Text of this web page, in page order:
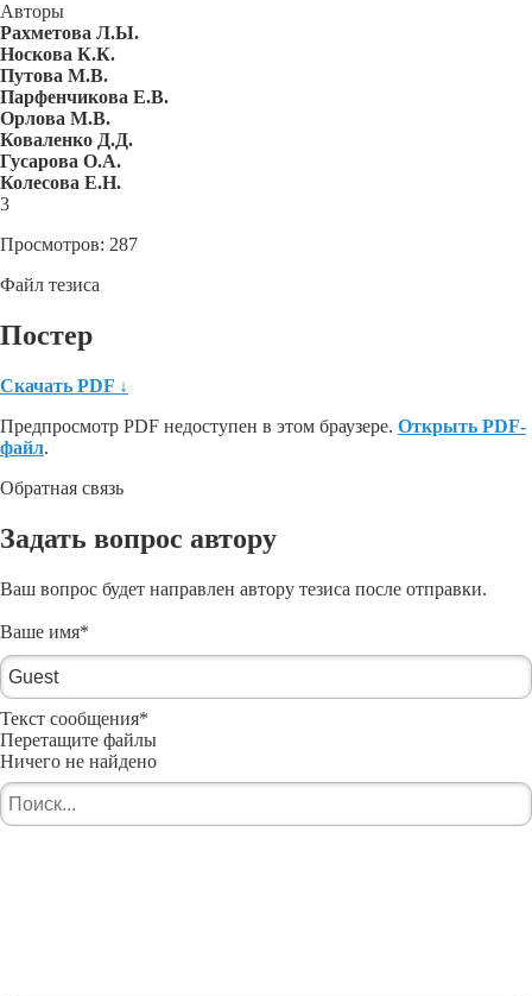
Авторы
Рахметова Л.Ы.
Носкова К.К.
Путова М.В.
Парфенчикова Е.В.
Орлова М.В.
Коваленко Д.Д.
Гусарова О.А.
Колесова Е.Н.
3
Просмотров: 287
Файл тезиса
Постер
Скачать PDF ↓
Предпросмотр PDF недоступен в этом браузере. Открыть PDF-
файл.
Обратная связь
Задать вопрос автору
Ваш вопрос будет направлен автору тезиса после отправки.
Ваше имя*
Текст сообщения*
Перетащите файлы
Ничего не найдено